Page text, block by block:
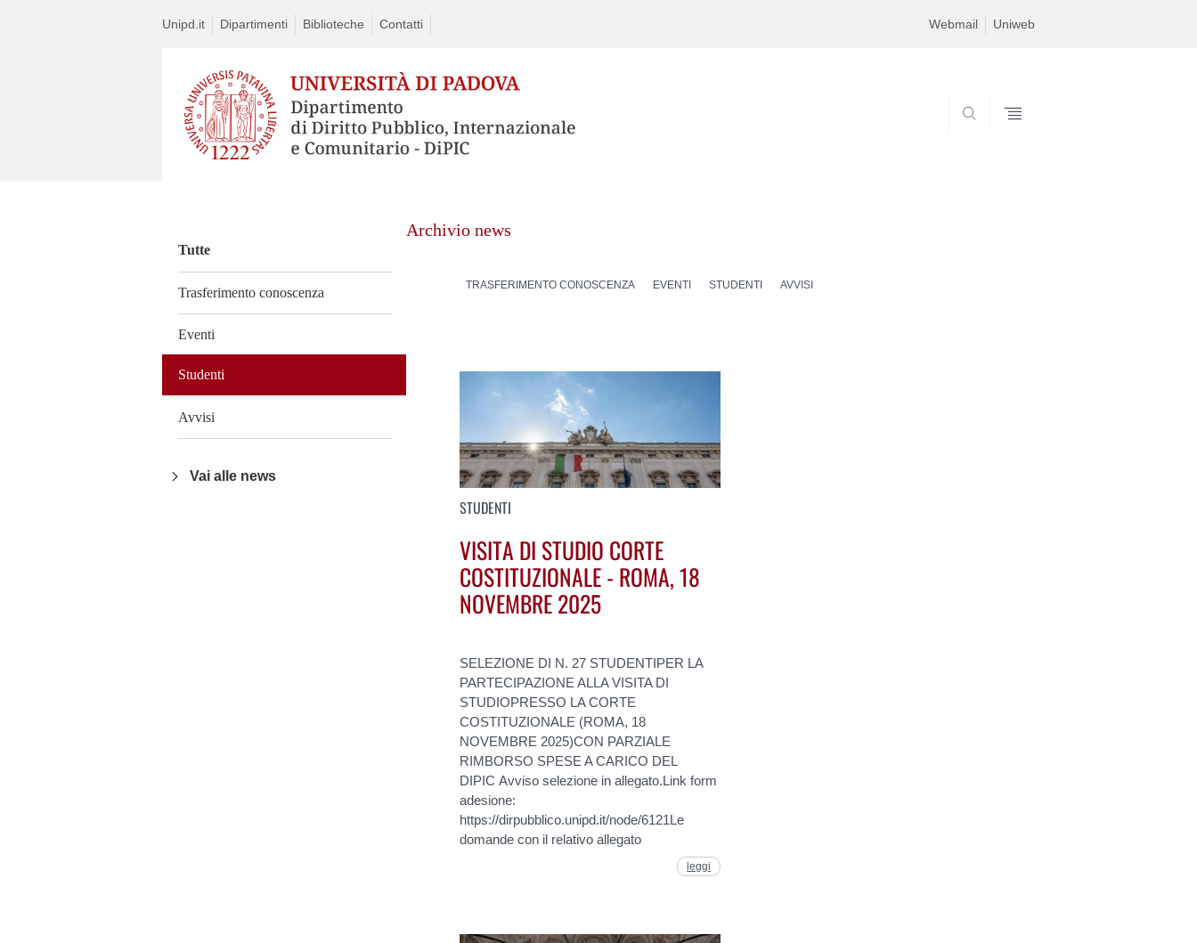
Unipd.it Dipartimenti Biblioteche Contatti Webmail Uniweb
Tutte
Trasferimento conoscenza
Eventi
Studenti
Avvisi
Vai alle news
Archivio news
TRASFERIMENTO CONOSCENZA EVENTI STUDENTI AVVISI
STUDENTI
VISITA DI STUDIO CORTE
COSTITUZIONALE - ROMA, 18
NOVEMBRE 2025
SELEZIONE DI N. 27 STUDENTIPER LA
PARTECIPAZIONE ALLA VISITA DI
STUDIOPRESSO LA CORTE
COSTITUZIONALE (ROMA, 18
NOVEMBRE 2025)CON PARZIALE
RIMBORSO SPESE A CARICO DEL
DIPIC Avviso selezione in allegato.Link form
adesione:
https://dirpubblico.unipd.it/node/6121Le
domande con il relativo allegato
leggi